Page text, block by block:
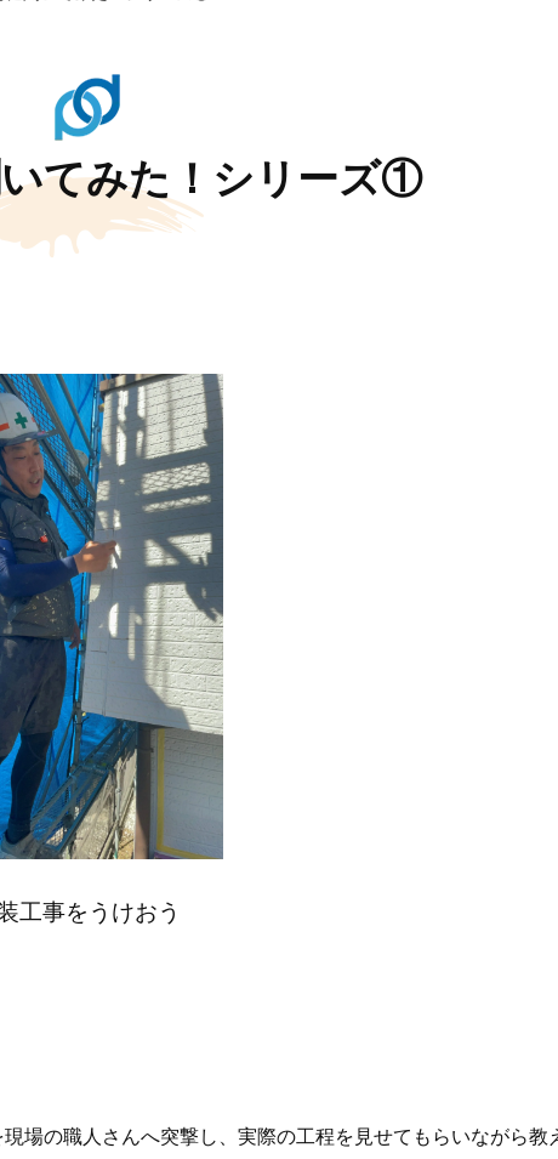
てみた！シリーズ①
工事をうけおう
場の職人さんへ突撃し、実際の工程を見せてもらいながら教